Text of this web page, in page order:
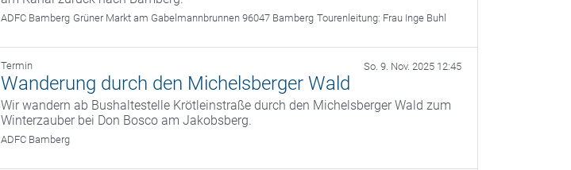
ADFC Bamberg Grüner Markt am Gabelmannbrunnen 96047 Bamberg Tourenleitung: Frau Inge Buhl
Termin So. 9. Nov. 2025 12:45
Wanderung durch den Michelsberger Wald
Wir wandern ab Bushaltestelle Krötleinstraße durch den Michelsberger Wald zum
Winterzauber bei Don Bosco am Jakobsberg.
ADFC Bamberg